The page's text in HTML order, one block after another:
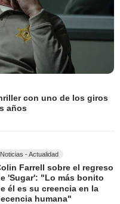
con uno de los giros
años
Noticias - Actualidad
Farrell sobre el regreso
'Sugar': "Lo más bonito
él es su creencia en la
humana"